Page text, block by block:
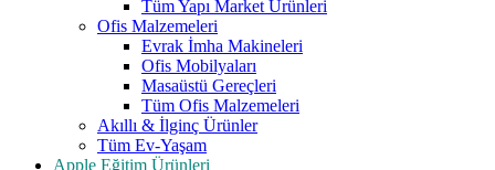
Tüm Yapı Market Ürünleri
Ofis Malzemeleri
Evrak İmha Makineleri
Ofis Mobilyaları
Masaüstü Gereçleri
Tüm Ofis Malzemeleri
Akıllı & İlginç Ürünler
Tüm Ev-Yaşam
Apple Eğitim Ürünleri